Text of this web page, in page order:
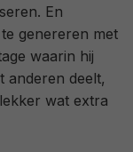
En
genereren met
waarin hij
anderen deelt,
wat extra